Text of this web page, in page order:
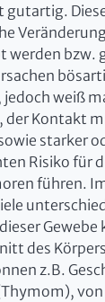
gutartig.
werden bzw.
weiß
der Kontakt
starker
Risiko für
führen.
des
z.B.